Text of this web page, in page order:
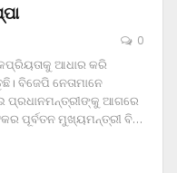
0
ଆଧାର କରି
ବିଜେପି ନେତାମାନେ
ପ୍ରଧାନମନ୍ତ୍ରୀଙ୍କୁ ଆଗରେ
ପୂର୍ବତନ ମୁଖ୍ୟମନ୍ତ୍ରୀ ବି…